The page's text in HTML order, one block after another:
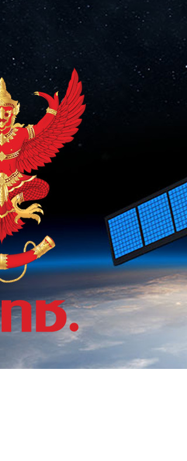
ญาตใช้วงโคจรดาวเทียม
ะเปลี่ยนจากการผูกขาดสัมปทานดาวเทียม มาเป็นการ
าคมอื่นๆ ที่เรารู้จักกัน แต่รอบนี้ กสทช. ได้เผยแผน
แผนข่ายงานนี้ มาใช้ในการประมูลหรือใช้เพื่อคัด
อ.ท.ดร.ธนพันธุ์ หร่ายเจริญ รองเลขาธิการ กสทช.
งนี้ ชุดที่ 1 ประกอบด้วย วงโคจร 50.5E (ข่ายงาน C1
ด้วย วงโคจร 78.5E (ข่ายงาน A2B และ LSX2R)ชุด
LSX3R) และ วงโคจร 120E (ข่ายงาน…